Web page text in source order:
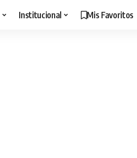
Institucional Mis Favoritos